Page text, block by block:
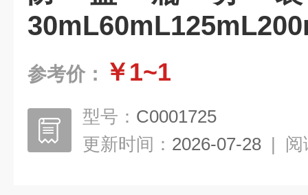
参考价： ￥1~1
型号： C0001725
更新时间： 2026-07-28 | 阅